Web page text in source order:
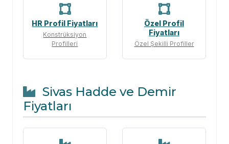
HR Profil Fiyatları
Konstrüksiyon
Profilleri
Özel Profil
Fiyatları
Özel Şekilli Profiller
Sivas Hadde ve Demir
Fiyatları